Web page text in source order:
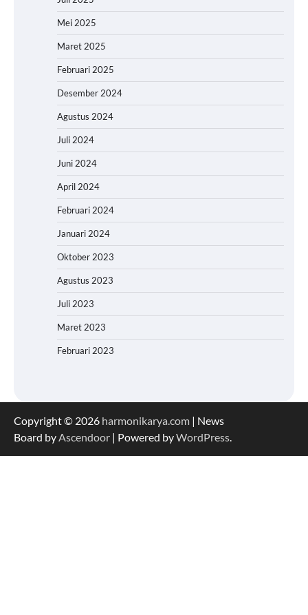
Mei 2025
Maret 2025
Februari 2025
Desember 2024
Agustus 2024
Juli 2024
Juni 2024
April 2024
Februari 2024
Januari 2024
Oktober 2023
Agustus 2023
Juli 2023
Maret 2023
Februari 2023
Copyright © 2026 harmonikarya.com | News
Board byAscendoor | Powered byWordPress.